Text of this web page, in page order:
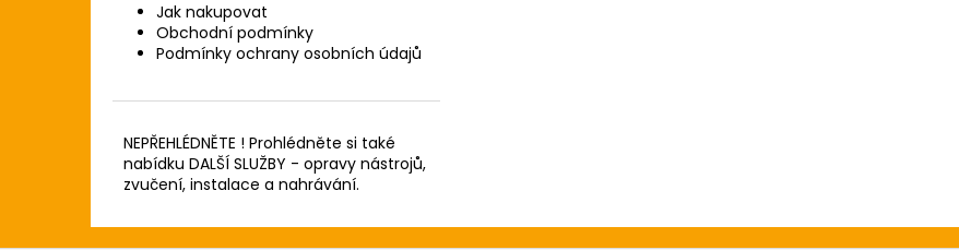
Jak nakupovat
Obchodní podmínky
Podmínky ochrany osobních údajů
NEPŘEHLÉDNĚTE ! Prohlédněte si také
nabídku DALŠÍ SLUŽBY - opravy nástrojů,
zvučení, instalace a nahrávání.